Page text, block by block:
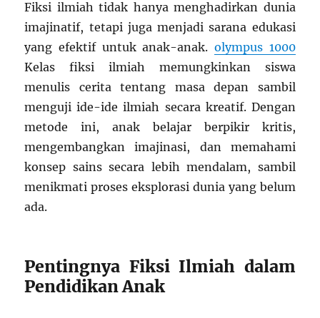
Fiksi ilmiah tidak hanya menghadirkan dunia
imajinatif, tetapi juga menjadi sarana edukasi
yang efektif untuk anak-anak. olympus 1000
Kelas fiksi ilmiah memungkinkan siswa
menulis cerita tentang masa depan sambil
menguji ide-ide ilmiah secara kreatif. Dengan
metode ini, anak belajar berpikir kritis,
mengembangkan imajinasi, dan memahami
konsep sains secara lebih mendalam, sambil
menikmati proses eksplorasi dunia yang belum
ada.
Pentingnya Fiksi Ilmiah dalam
Pendidikan Anak